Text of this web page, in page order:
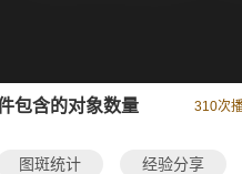
包含的对象数量 310次
图斑统计 经验分享